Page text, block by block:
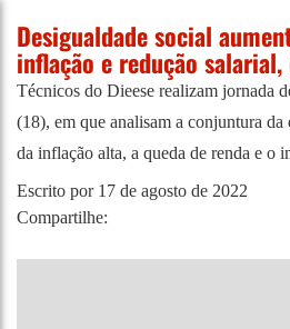
Desigualdade social
inflação e redução salarial,
Técnicos do Dieese realizam jornada
(18), em que analisam a conjuntura
da inflação alta, a queda de renda e o
Escrito por 17 de agosto de 2022
Compartilhe: